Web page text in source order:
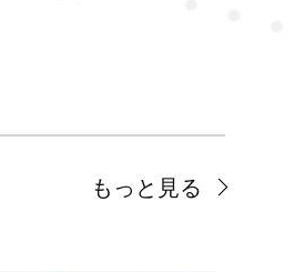
もっと見る